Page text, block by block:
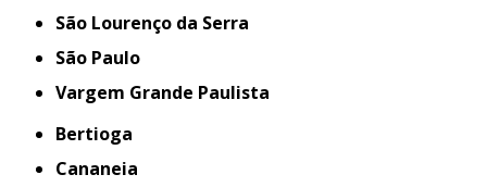
São Lourenço da Serra
São Paulo
Vargem Grande Paulista
Bertioga
Cananeia